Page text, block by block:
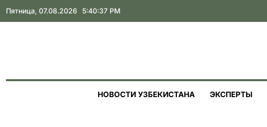
Skip
Пятница, 07.08.2026 5:40:38 PM
НОВОСТИ УЗБЕКИСТАНА ЭКСПЕРТЫ